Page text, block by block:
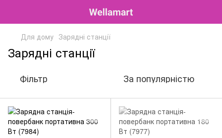
Для дому Зарядні станції
Зарядні станції
Фільтр За популярністю